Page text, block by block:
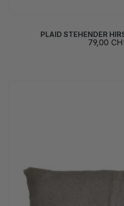
PLAID STEHENDER
79,00